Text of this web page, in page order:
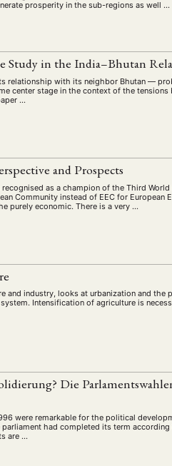
prosperity in the sub-regions as well …
Study in the India–Bhutan
relationship with its neighbor Bhutan —
center stage in the context of the tensions
…
and Prospects
as a champion of the Third World
Community instead of EEC for European
purely economic. There is a very …
and industry, looks at urbanization and the
Intensification of agriculture is
Die
were remarkable for the political
had completed its term
are …